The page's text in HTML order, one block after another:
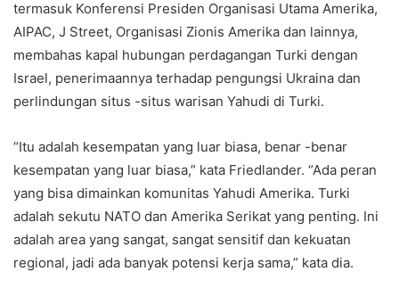
termasuk Konferensi Presiden Organisasi Utama Amerika,
AIPAC, J Street, Organisasi Zionis Amerika dan lainnya,
membahas kapal hubungan perdagangan Turki dengan
Israel, penerimaannya terhadap pengungsi Ukraina dan
perlindungan situs -situs warisan Yahudi di Turki.
“Itu adalah kesempatan yang luar biasa, benar -benar
kesempatan yang luar biasa,” kata Friedlander. “Ada peran
yang bisa dimainkan komunitas Yahudi Amerika. Turki
adalah sekutu NATO dan Amerika Serikat yang penting. Ini
adalah area yang sangat, sangat sensitif dan kekuatan
regional, jadi ada banyak potensi kerja sama,” kata dia.